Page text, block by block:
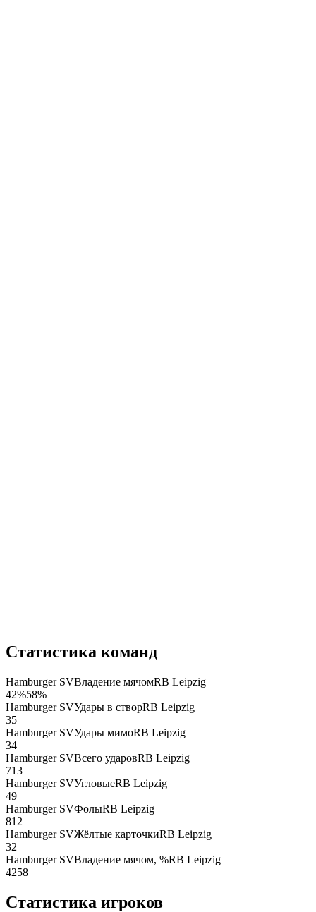
Статистика команд
Hamburger SVВладение мячомRB Leipzig
42%58%
Hamburger SVУдары в створRB Leipzig
35
Hamburger SVУдары мимоRB Leipzig
34
Hamburger SVВсего ударовRB Leipzig
713
Hamburger SVУгловыеRB Leipzig
49
Hamburger SVФолыRB Leipzig
812
Hamburger SVЖёлтые карточкиRB Leipzig
32
Hamburger SVВладение мячом, %RB Leipzig
4258
Статистика игроков